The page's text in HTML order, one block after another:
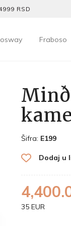
RSD
Fraboso
Šifra: E199
Dodaj u
35 EUR